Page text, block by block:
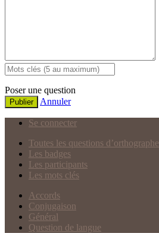
Poser une question
Publier Annuler
Se connecter
Toutes les questions d’orthographe
Les badges
Les participants
Les mots clés
Accords
Conjugaison
Général
Question de langue